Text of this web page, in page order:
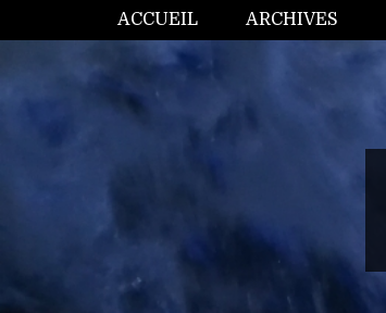
ACCUEIL ARCHIVES